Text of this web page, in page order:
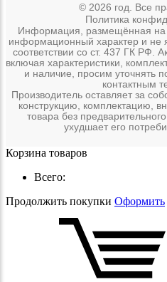
© 2026 год. Все
Политика
Информация, размещённая на
информационный характер и не
соответствии со ст. 437 ГК РФ.
включая характеристики,
и наличие, просим уточнять
контактным
Производитель оставляет за
конструкцию, комплектацию,
товара без
ухудшает его
Корзина товаров
Всего:
Продолжить покупки Оформить